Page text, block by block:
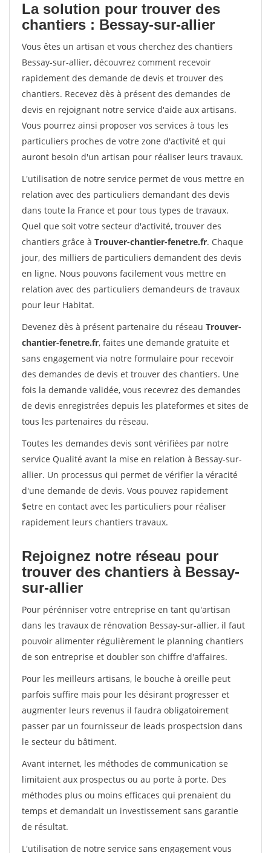
La solution pour trouver des
chantiers : Bessay-sur-allier
Vous êtes un artisan et vous cherchez des chantiers
Bessay-sur-allier, découvrez comment recevoir
rapidement des demande de devis et trouver des
chantiers. Recevez dès à présent des demandes de
devis en rejoignant notre service d'aide aux artisans.
Vous pourrez ainsi proposer vos services à tous les
particuliers proches de votre zone d'activité et qui
auront besoin d'un artisan pour réaliser leurs travaux.
L'utilisation de notre service permet de vous mettre en
relation avec des particuliers demandant des devis
dans toute la France et pour tous types de travaux.
Quel que soit votre secteur d'activité, trouver des
chantiers grâce à Trouver-chantier-fenetre.fr. Chaque
jour, des milliers de particuliers demandent des devis
en ligne. Nous pouvons facilement vous mettre en
relation avec des particuliers demandeurs de travaux
pour leur Habitat.
Devenez dès à présent partenaire du réseau Trouver-
chantier-fenetre.fr, faites une demande gratuite et
sans engagement via notre formulaire pour recevoir
des demandes de devis et trouver des chantiers. Une
fois la demande validée, vous recevrez des demandes
de devis enregistrées depuis les plateformes et sites de
tous les partenaires du réseau.
Toutes les demandes devis sont vérifiées par notre
service Qualité avant la mise en relation à Bessay-sur-
allier. Un processus qui permet de vérifier la véracité
d'une demande de devis. Vous pouvez rapidement
$etre en contact avec les particuliers pour réaliser
rapidement leurs chantiers travaux.
Rejoignez notre réseau pour
trouver des chantiers à Bessay-
sur-allier
Pour pérénniser votre entreprise en tant qu'artisan
dans les travaux de rénovation Bessay-sur-allier, il faut
pouvoir alimenter régulièrement le planning chantiers
de son entreprise et doubler son chiffre d'affaires.
Pour les meilleurs artisans, le bouche à oreille peut
parfois suffire mais pour les désirant progresser et
augmenter leurs revenus il faudra obligatoirement
passer par un fournisseur de leads prospectsion dans
le secteur du bâtiment.
Avant internet, les méthodes de communication se
limitaient aux prospectus ou au porte à porte. Des
méthodes plus ou moins efficaces qui prenaient du
temps et demandait un investissement sans garantie
de résultat.
L'utilisation de notre service sans engagement vous